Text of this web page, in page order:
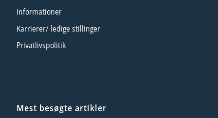
Informationer
Karrierer/ ledige stillinger
Privatlivspolitik
Mest besøgte artikler